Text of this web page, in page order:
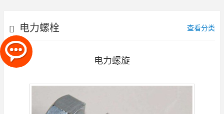
电力螺栓 查看分类
电力螺旋